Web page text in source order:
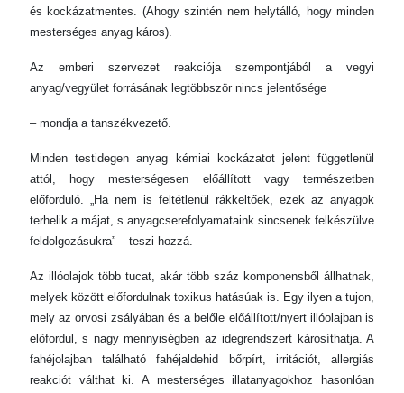
és kockázatmentes. (Ahogy szintén nem helytálló, hogy minden
mesterséges anyag káros).
Az emberi szervezet reakciója szempontjából a vegyi
anyag/vegyület forrásának legtöbbször nincs jelentősége
– mondja a tanszékvezető.
Minden testidegen anyag kémiai kockázatot jelent függetlenül
attól, hogy mesterségesen előállított vagy természetben
előforduló. „Ha nem is feltétlenül rákkeltőek, ezek az anyagok
terhelik a májat, s anyagcserefolyamataink sincsenek felkészülve
feldolgozásukra” – teszi hozzá.
Az illóolajok több tucat, akár több száz komponensből állhatnak,
melyek között előfordulnak toxikus hatásúak is. Egy ilyen a tujon,
mely az orvosi zsályában és a belőle előállított/nyert illóolajban is
előfordul, s nagy mennyiségben az idegrendszert károsíthatja. A
fahéjolajban található fahéjaldehid bőrpírt, irritációt, allergiás
reakciót válthat ki. A mesterséges illatanyagokhoz hasonlóan